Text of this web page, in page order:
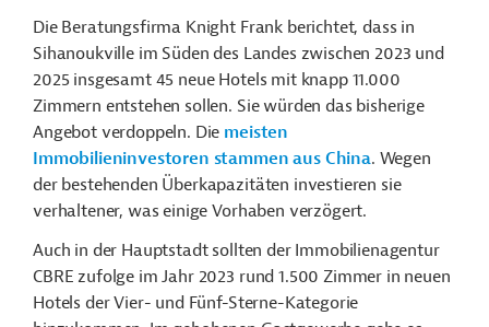
Die Beratungsfirma Knight Frank berichtet, dass in
Sihanoukville im Süden des Landes zwischen 2023 und
2025 insgesamt 45 neue Hotels mit knapp 11.000
Zimmern entstehen sollen. Sie würden das bisherige
Angebot verdoppeln. Die meisten
Immobilieninvestoren stammen aus China. Wegen
der bestehenden Überkapazitäten investieren sie
verhaltener, was einige Vorhaben verzögert.
Auch in der Hauptstadt sollten der Immobilienagentur
CBRE zufolge im Jahr 2023 rund 1.500 Zimmer in neuen
Hotels der Vier- und Fünf-Sterne-Kategorie